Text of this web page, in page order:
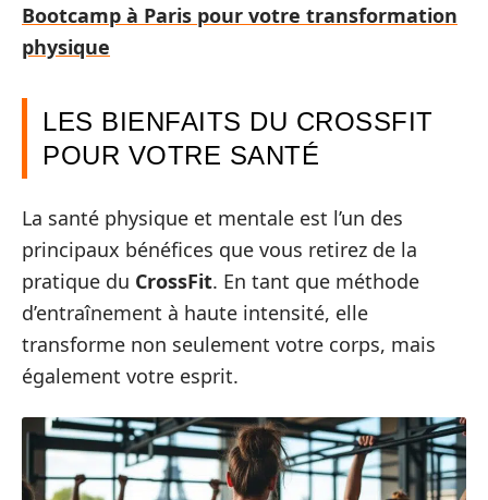
Bootcamp à Paris pour votre transformation
physique
LES BIENFAITS DU CROSSFIT
POUR VOTRE SANTÉ
La santé physique et mentale est l’un des
principaux bénéfices que vous retirez de la
pratique du CrossFit. En tant que méthode
d’entraînement à haute intensité, elle
transforme non seulement votre corps, mais
également votre esprit.